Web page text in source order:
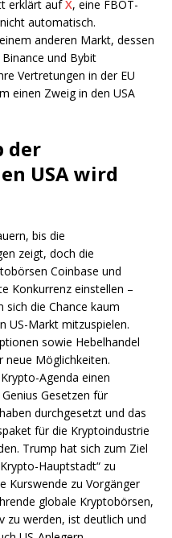
erklärt aufX, eine FBOT-
automatisch.
anderen Markt, dessen
Binance und Bybit
Vertretungen in der EU
einen Zweig in den USA
der
USA wird
bis die
zeigt, doch die
Coinbase und
Konkurrenz einstellen –
die Chance kaum
US-Markt mitzuspielen.
sowie Hebelhandel
neue Möglichkeiten.
Agenda einen
Gesetzen für
durchgesetzt und das
für die Kryptoindustrie
Trump hat sich zum Ziel
Hauptstadt“ zu
Kurswende zu Vorgänger
globale Kryptobörsen,
zu werden, ist deutlich und